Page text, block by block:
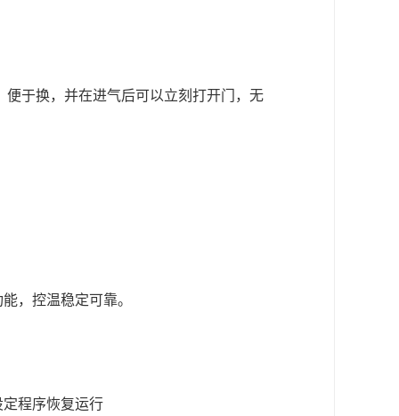
于换，并在进气后可以立刻打开门，无
，控温稳定可靠。
程序恢复运行